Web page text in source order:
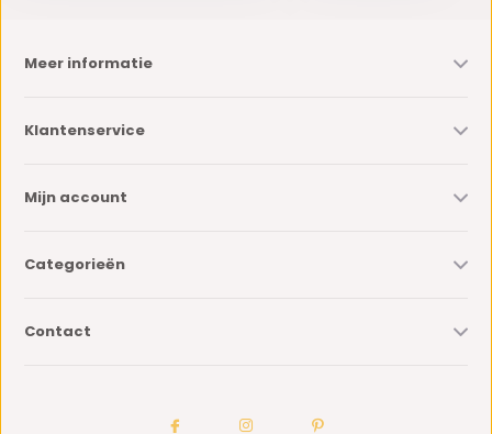
Meer informatie
Klantenservice
Mijn account
Categorieën
Contact